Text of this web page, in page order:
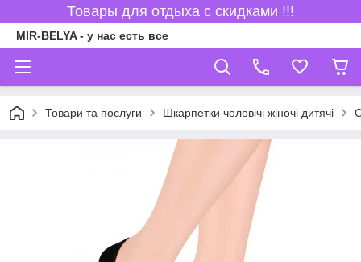
Товары для отдыха с скидками !!!
MIR-BELYA - у нас есть все
Товари та послуги Шкарпетки чоловічі жіночі дитячі